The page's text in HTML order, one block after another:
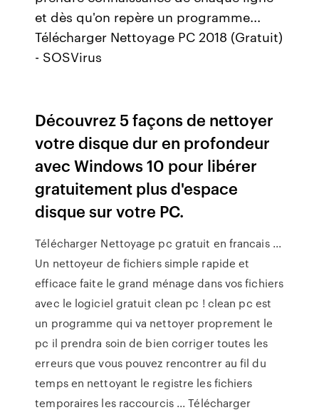
et dès qu'on repère un programme...
Télécharger Nettoyage PC 2018 (Gratuit)
- SOSVirus
Découvrez 5 façons de nettoyer
votre disque dur en profondeur
avec Windows 10 pour libérer
gratuitement plus d'espace
disque sur votre PC.
Télécharger Nettoyage pc gratuit en francais ...
Un nettoyeur de fichiers simple rapide et
efficace faite le grand ménage dans vos fichiers
avec le logiciel gratuit clean pc ! clean pc est
un programme qui va nettoyer proprement le
pc il prendra soin de bien corriger toutes les
erreurs que vous pouvez rencontrer au fil du
temps en nettoyant le registre les fichiers
temporaires les raccourcis ... Télécharger